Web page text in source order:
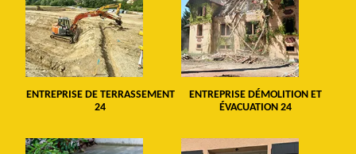
ENTREPRISE DE TERRASSEMENT
24
ENTREPRISE DÉMOLITION ET
ÉVACUATION 24